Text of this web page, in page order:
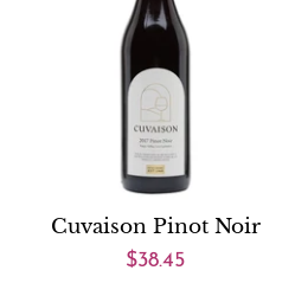
Cuvaison Pinot Noir
$38.45